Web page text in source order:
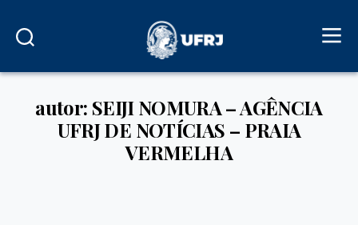
autor: SEIJI NOMURA – AGÊNCIA
UFRJ DE NOTÍCIAS – PRAIA
VERMELHA